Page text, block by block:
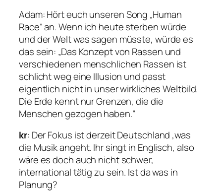
Adam: Hört euch unseren Song „Human
Race“ an. Wenn ich heute sterben würde
und der Welt was sagen müsste, würde es
das sein: „Das Konzept von Rassen und
verschiedenen menschlichen Rassen ist
schlicht weg eine Illusion und passt
eigentlich nicht in unser wirkliches Weltbild.
Die Erde kennt nur Grenzen, die die
Menschen gezogen haben.“
kr: Der Fokus ist derzeit Deutschland ,was
die Musik angeht. Ihr singt in Englisch, also
wäre es doch auch nicht schwer,
international tätig zu sein. Ist da was in
Planung?